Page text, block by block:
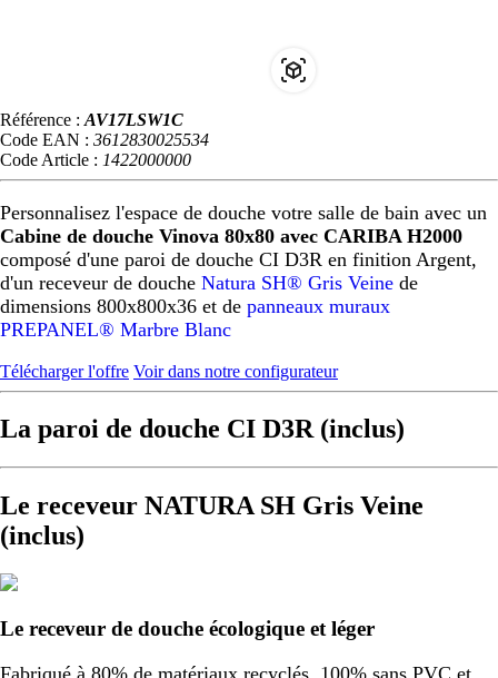
Référence : AV17LSW1C
Code EAN : 3612830025534
Code Article : 1422000000
Personnalisez l'espace de douche votre salle de bain avec un
Cabine de douche Vinova 80x80 avec CARIBA H2000
composé d'une paroi de douche CI D3R en finition Argent,
d'un receveur de douche Natura SH® Gris Veine de
dimensions 800x800x36 et de panneaux muraux
PREPANEL® Marbre Blanc
Télécharger l'offre Voir dans notre configurateur
La paroi de douche CI D3R (inclus)
Le receveur NATURA SH Gris Veine
(inclus)
Le receveur de douche écologique et léger
Fabriqué à 80% de matériaux recyclés, 100% sans PVC et